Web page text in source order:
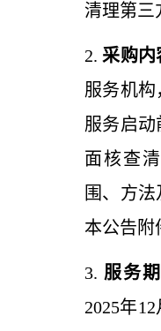
清理第三
2.采购内
服务机构
服务启
面核查
围、方
本公告附
3. 服务期
2025年